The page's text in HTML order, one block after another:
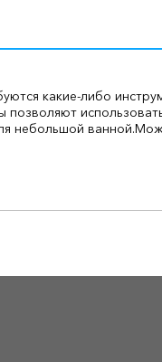
какие-либо
небольшой ванной.